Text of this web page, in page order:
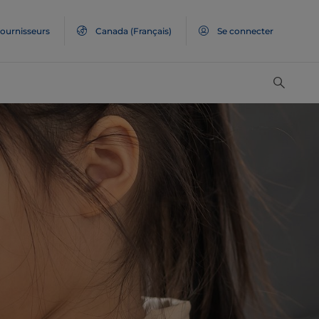
Canada (Français) Se connecter